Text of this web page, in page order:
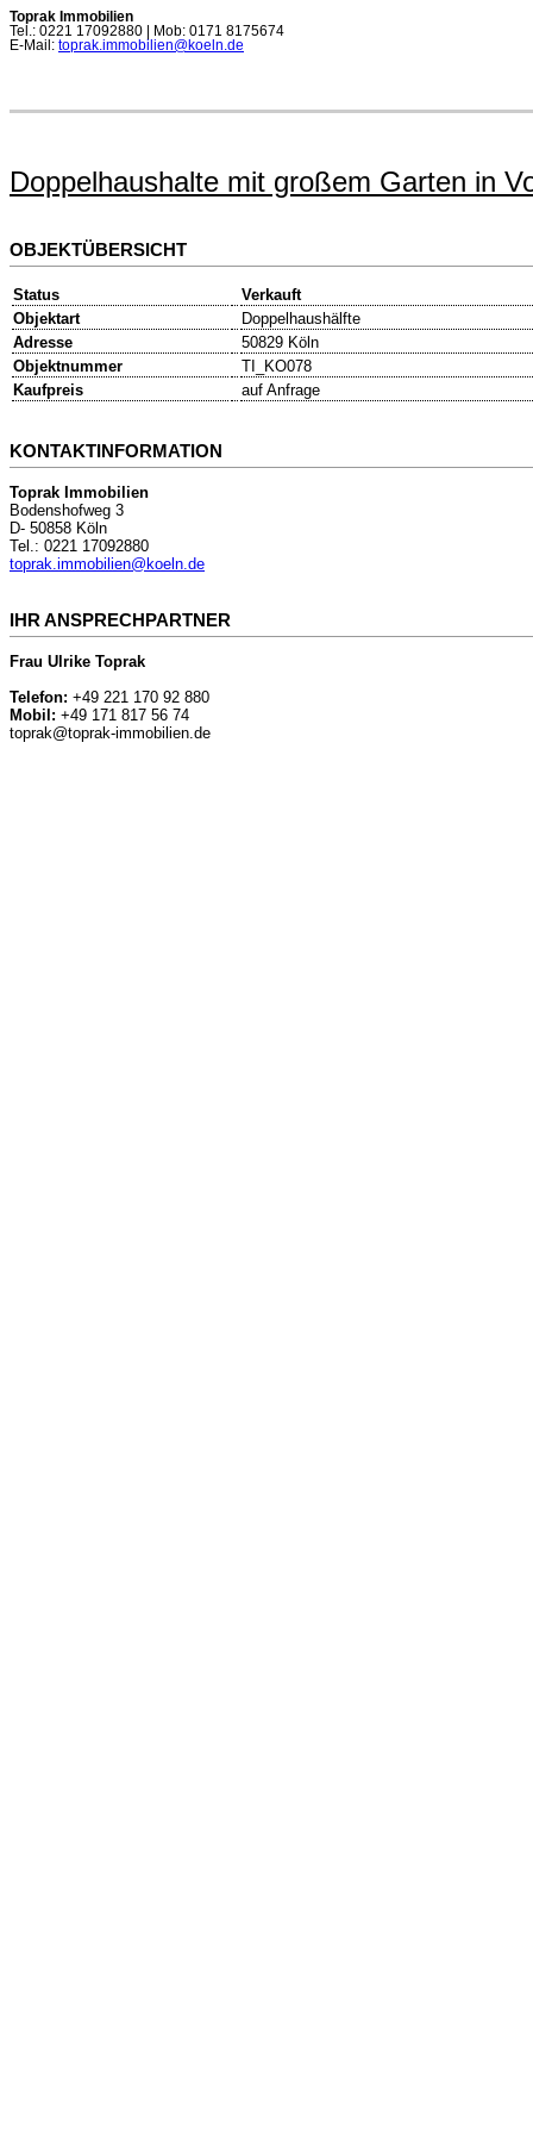
Toprak Immobilien
Tel.: 0221 17092880 | Mob: 0171 8175674
E-Mail: toprak.immobilien@koeln.de
Doppelhaushalte mit großem Garten in
OBJEKTÜBERSICHT
Status
Verkauft
Objektart
Doppelhaushälfte
Adresse
50829 Köln
Objektnummer
TI_KO078
Kaufpreis
auf Anfrage
KONTAKTINFORMATION
Toprak Immobilien
Bodenshofweg 3
D- 50858 Köln
Tel.: 0221 17092880
toprak.immobilien@koeln.de
IHR ANSPRECHPARTNER
Frau Ulrike Toprak
Telefon: +49 221 170 92 880
Mobil: +49 171 817 56 74
toprak@toprak-immobilien.de